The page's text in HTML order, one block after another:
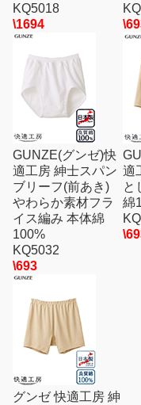
KQ5018
\1694
GUNZE(グンゼ)快
適工房 紳士スパン
ブリーフ(前あき)
やわらか素材フラ
イス編み 本体綿
100%
KQ5032
\693
適
と
綿
グンゼ 快適工房 紳